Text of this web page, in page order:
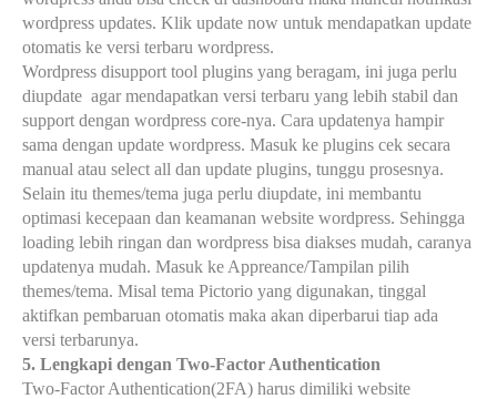
wordpress updates. Klik update now untuk mendapatkan update
otomatis ke versi terbaru wordpress.
Wordpress disupport tool plugins yang beragam, ini juga perlu
diupdate agar mendapatkan versi terbaru yang lebih stabil dan
support dengan wordpress core-nya. Cara updatenya hampir
sama dengan update wordpress. Masuk ke plugins cek secara
manual atau select all dan update plugins, tunggu prosesnya.
Selain itu themes/tema juga perlu diupdate, ini membantu
optimasi kecepaan dan keamanan website wordpress. Sehingga
loading lebih ringan dan wordpress bisa diakses mudah, caranya
updatenya mudah. Masuk ke Appreance/Tampilan pilih
themes/tema. Misal tema Pictorio yang digunakan, tinggal
aktifkan pembaruan otomatis maka akan diperbarui tiap ada
versi terbarunya.
5. Lengkapi dengan Two-Factor Authentication
Two-Factor Authentication(2FA) harus dimiliki website